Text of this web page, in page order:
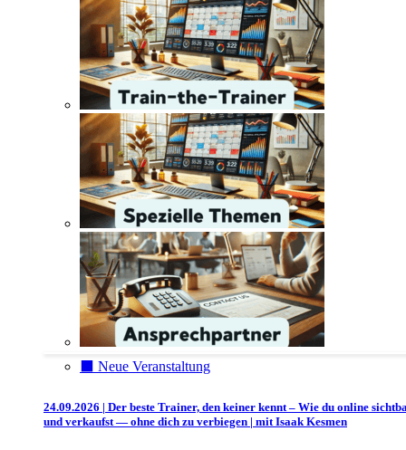
⬛️ Neue Veranstaltung
24.09.2026 | Der beste Trainer, den keiner kennt – Wie du online
und verkaufst — ohne dich zu verbiegen | mit Isaak Kesmen